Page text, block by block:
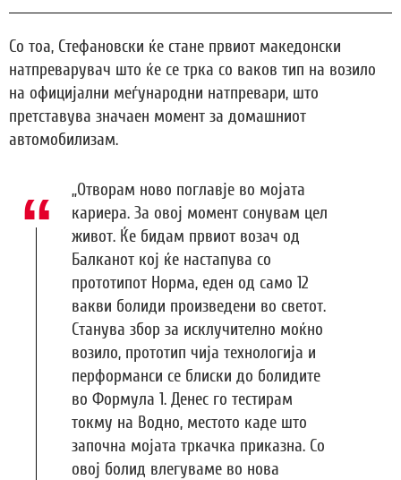
Со тоа, Стефановски ќе стане првиот македонски
натпреварувач што ќе се трка со ваков тип на возило
на официјални меѓународни натпревари, што
претставува значаен момент за домашниот
автомобилизам.
„Отворам ново поглавје во мојата
кариера. За овој момент сонувам цел
живот. Ќе бидам првиот возач од
Балканот кој ќе настапува со
прототипот Норма, еден од само 12
вакви болиди произведени во светот.
Станува збор за исклучително моќно
возило, прототип чија технологија и
перформанси се блиски до болидите
во Формула 1. Денес го тестирам
токму на Водно, местото каде што
започна мојата тркачка приказна. Со
овој болид влегуваме во нова